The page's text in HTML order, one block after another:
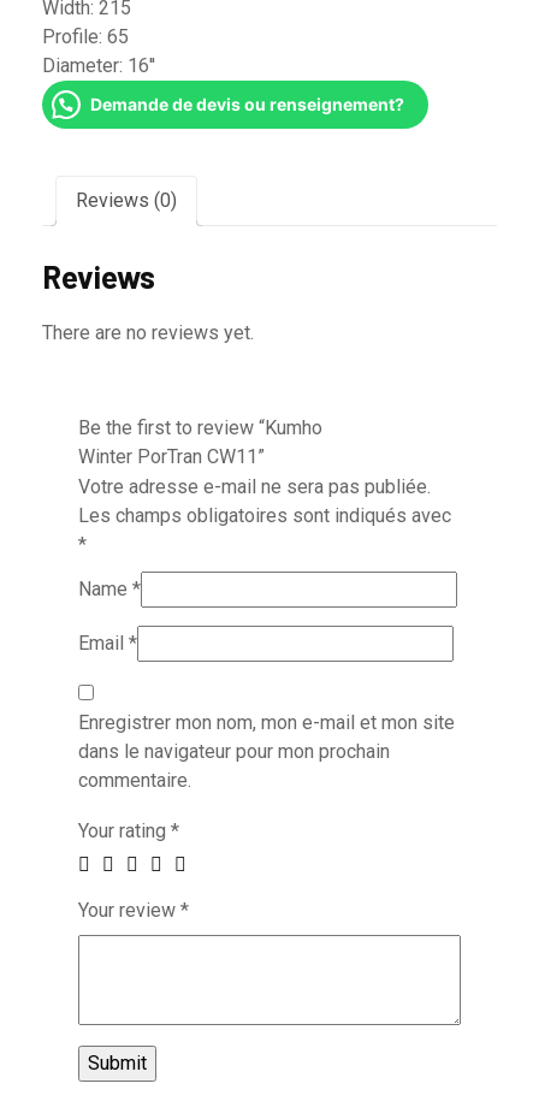
Width: 215
Profile: 65
Diameter: 16''
Demande de devis ou renseignement?
Reviews (0)
Reviews
There are no reviews yet.
Be the first to review “Kumho
Winter PorTran CW11”
Votre adresse e-mail ne sera pas publiée.
Les champs obligatoires sont indiqués avec
*
Name *
Email *
Enregistrer mon nom, mon e-mail et mon site
dans le navigateur pour mon prochain
commentaire.
Your rating *
Your review *